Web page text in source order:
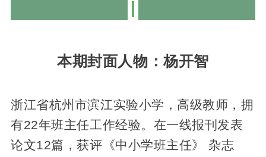
本期封面人物：杨开智
浙江省杭州市滨江实验小学，高级教师，拥
有22年班主任工作经验。在一线报刊发表
论文12篇，获评《中小学班主任》 杂志